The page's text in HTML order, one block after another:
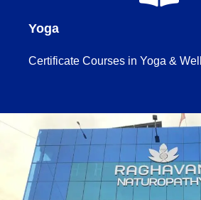
Yoga
Certificate Courses in Yoga &